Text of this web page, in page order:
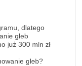
dlatego
gleb
już 300 mln zł
gleb?